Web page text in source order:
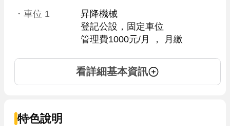
・車位 1
昇降機械
登記公設，固定車位
管理費1000元/月
， 月繳
看詳細基本資訊
特色說明